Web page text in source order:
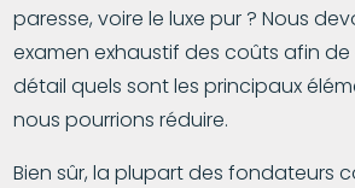
paresse, voire le luxe pur ? Nous
examen exhaustif des coûts afin
détail quels sont les principaux
nous pourrions réduire.
Bien sûr, la plupart des fondateurs